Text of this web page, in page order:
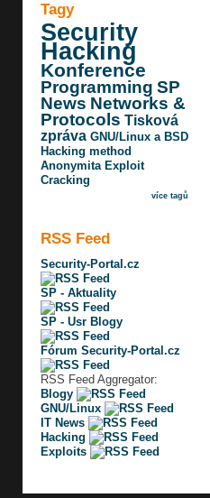
Tagy
Security
Hacking
Konference
Programming SP
News Networks &
Protocols Tisková
zpráva GNU/Linux a BSD
Hacking method
Anonymita Exploit
Cracking
více tagů
RSS Feed
Security-Portal.cz
SP - Aktuality
SP - Usr Blogy
Fórum Security-Portal.cz
RSS Feed Aggregator:
Blogy
GNU/Linux
IT News
Hacking
Exploits